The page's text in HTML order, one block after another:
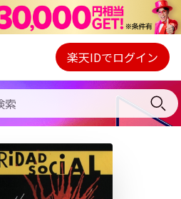
Webプレイヤー
ご契約内容の確認・変更
楽天IDでログイン